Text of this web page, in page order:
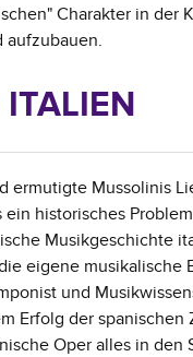
Charakter in
aufzubauen.
ermutigte Mussolinis
historisches
Musikgeschichte
eigene
und
Erfolg der
Oper alles in den